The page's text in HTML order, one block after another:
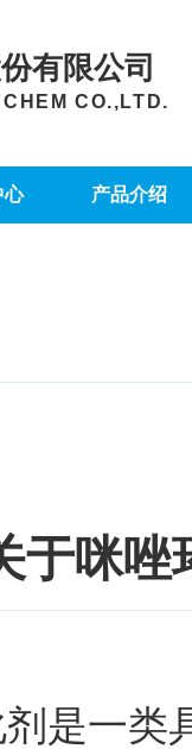
有限公司
CO.,LTD.
心 产品介绍
于咪唑
是一类